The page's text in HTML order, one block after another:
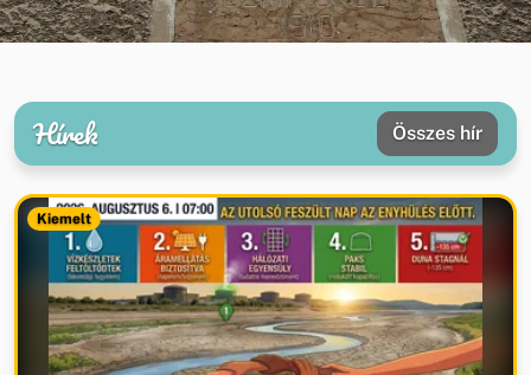
Hírek Összes hír
Kiemelt